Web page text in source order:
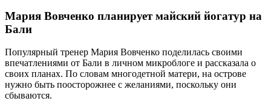
Мария Вовченко планирует майский йогатур на
Бали
Популярный тренер Мария Вовченко поделилась своими
впечатлениями от Бали в личном микроблоге и рассказала о
своих планах. По словам многодетной матери, на острове
нужно быть поосторожнее с желаниями, поскольку они
сбываются.